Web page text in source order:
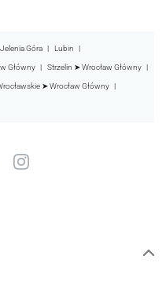
Jelenia Góra Lubin
Główny Strzelin ➤ Wrocław Główny
➤ Wrocław Główny